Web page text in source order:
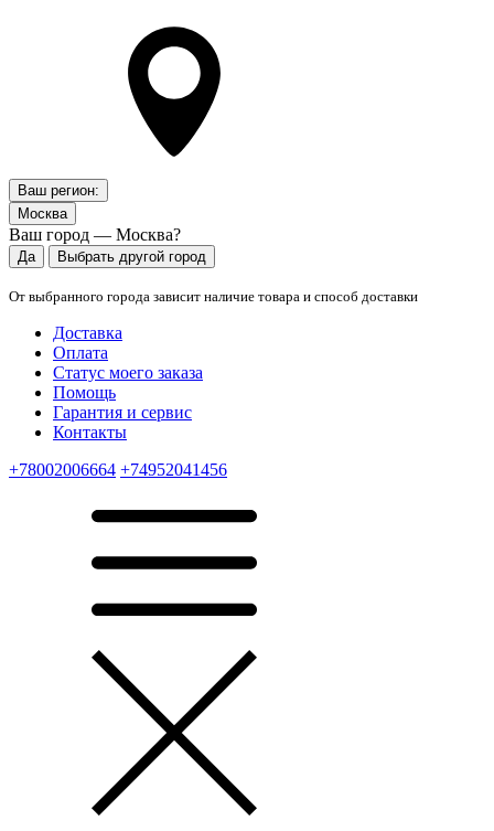
Ваш регион:
Москва
Ваш город — Москва?
Да Выбрать другой город
От выбранного города зависит наличие товара и способ доставки
Доставка
Оплата
Статус моего заказа
Помощь
Гарантия и сервис
Контакты
+78002006664 +74952041456